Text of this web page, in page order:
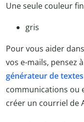
Une seule couleur
gris
Pour vous aider
vos e-mails, pensez
générateur de
communications ou
créer un courriel de